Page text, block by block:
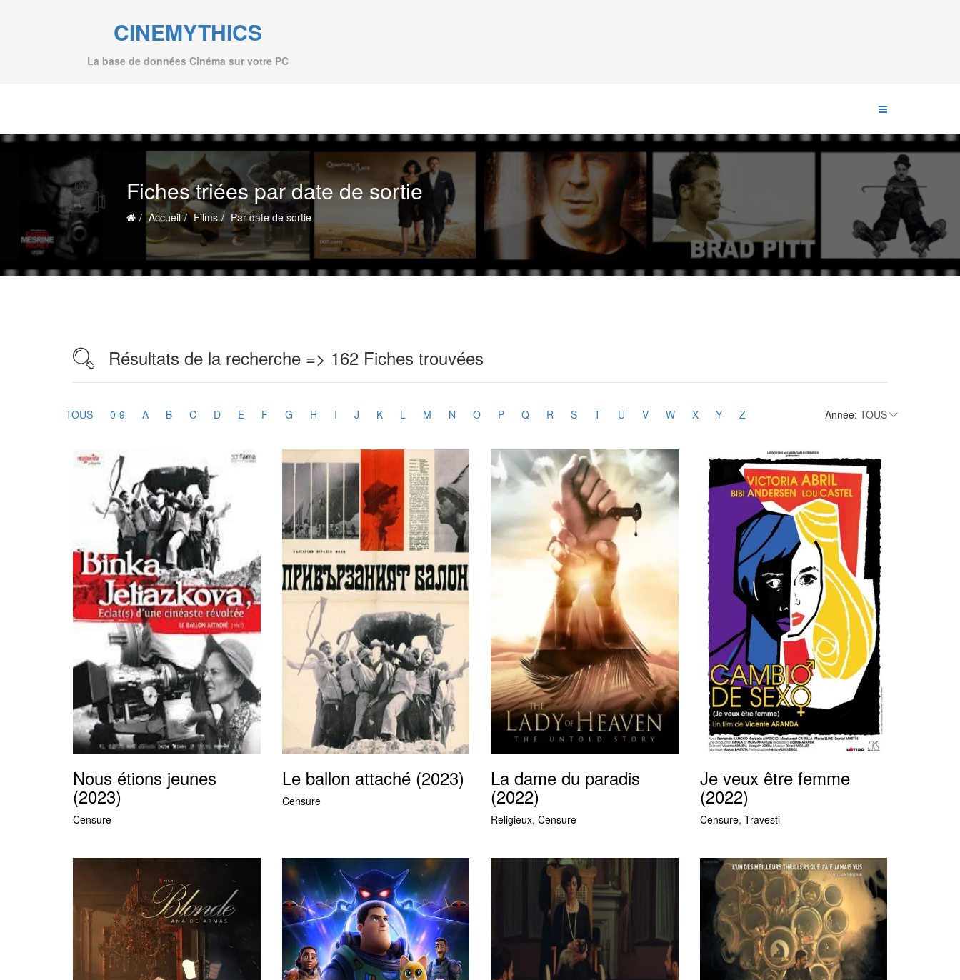
CINEMYTHICS
La base de données Cinéma sur votre PC
Fiches triées par date de sortie
Accueil Films Par date de sortie
Résultats de la recherche => 162 Fiches trouvées
TOUS 0-9 A B C D E F G H I J K L M N O P Q R S T U V W X Y Z Année:
Nous étions jeunes
(2023)
Censure
Le ballon attaché (2023)
Censure
La dame du paradis
(2022)
Religieux, Censure
Je veux être femme
(2022)
Censure, Travesti